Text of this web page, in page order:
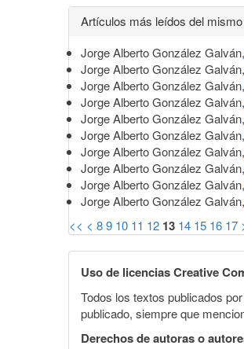
Detalles
del
artículo
Artículos más leídos del
Jorge Alberto González Galván,
Jorge Alberto González Galván,
Jorge Alberto González Galván,
Jorge Alberto González Galván,
Jorge Alberto González Galván,
Jorge Alberto González Galván,
Jorge Alberto González Galván,
Jorge Alberto González Galván,
Jorge Alberto González Galván,
Jorge Alberto González Galván,
<< < 89 10 11 12 13 14 15 16 17
Uso de licencias Creative
Todos los textos publicados por
publicado, siempre que
Derechos de autoras o